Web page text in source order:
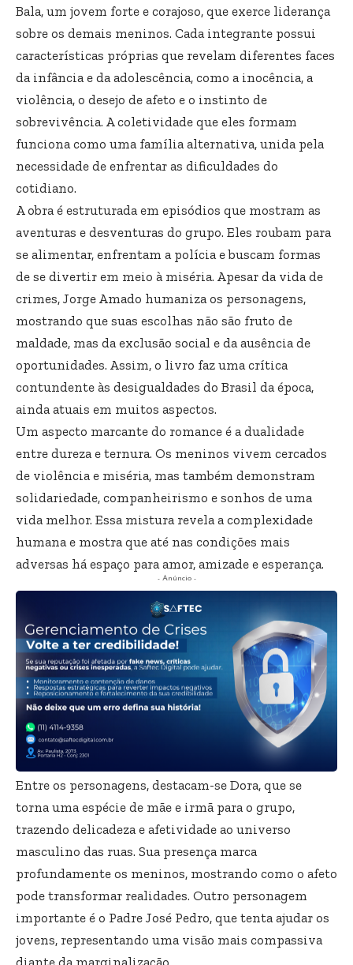
Bala, um jovem forte e corajoso, que exerce liderança
sobre os demais meninos. Cada integrante possui
características próprias que revelam diferentes faces
da infância e da adolescência, como a inocência, a
violência, o desejo de afeto e o instinto de
sobrevivência. A coletividade que eles formam
funciona como uma família alternativa, unida pela
necessidade de enfrentar as dificuldades do
cotidiano.
A obra é estruturada em episódios que mostram as
aventuras e desventuras do grupo. Eles roubam para
se alimentar, enfrentam a polícia e buscam formas
de se divertir em meio à miséria. Apesar da vida de
crimes, Jorge Amado humaniza os personagens,
mostrando que suas escolhas não são fruto de
maldade, mas da exclusão social e da ausência de
oportunidades. Assim, o livro faz uma crítica
contundente às desigualdades do Brasil da época,
ainda atuais em muitos aspectos.
Um aspecto marcante do romance é a dualidade
entre dureza e ternura. Os meninos vivem cercados
de violência e miséria, mas também demonstram
solidariedade, companheirismo e sonhos de uma
vida melhor. Essa mistura revela a complexidade
humana e mostra que até nas condições mais
adversas há espaço para amor, amizade e esperança.
- Anúncio -
Entre os personagens, destacam-se Dora, que se
torna uma espécie de mãe e irmã para o grupo,
trazendo delicadeza e afetividade ao universo
masculino das ruas. Sua presença marca
profundamente os meninos, mostrando como o afeto
pode transformar realidades. Outro personagem
importante é o Padre José Pedro, que tenta ajudar os
jovens, representando uma visão mais compassiva